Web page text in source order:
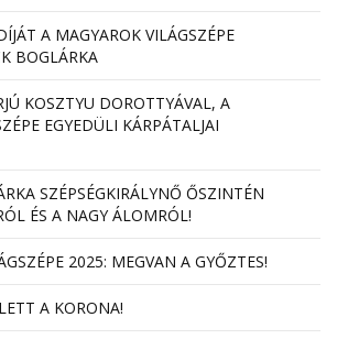
A MAGYAROK VILÁGSZÉPE
BOGLÁRKA
KOSZTYU DOROTTYÁVAL, A
EGYEDÜLI KÁRPÁTALJAI
SZÉPSÉGKIRÁLYNŐ ŐSZINTÉN
ÉS A NAGY ÁLOMRÓL!
2025: MEGVAN A GYŐZTES!
A KORONA!